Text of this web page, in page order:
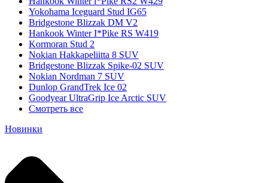
Yokohama Iceguard Stud IG65
Bridgestone Blizzak DM V2
Hankook Winter I*Pike RS W419
Kormoran Stud 2
Nokian Hakkapeliitta 8 SUV
Bridgestone Blizzak Spike-02 SUV
Nokian Nordman 7 SUV
Dunlop GrandTrek Ice 02
Goodyear UltraGrip Ice Arctic SUV
Смотреть все
Новинки